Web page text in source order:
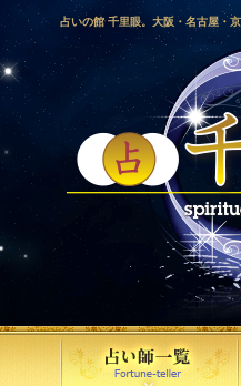
占いの館 千里眼。大阪・名古屋・
愛媛・鹿児島・徳島・香川・山形
梨・長野・埼玉・茨城・栃木・金
気占い師による占い。